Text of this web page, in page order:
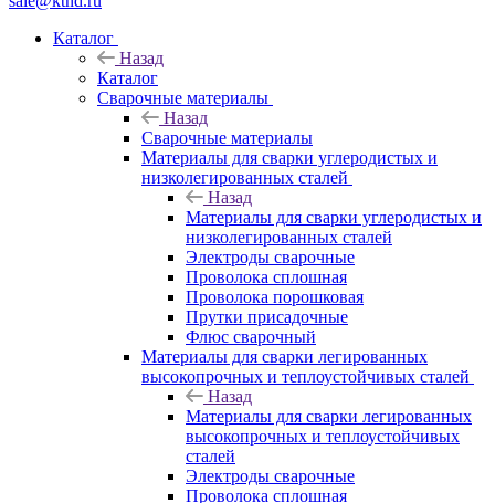
Каталог
Назад
Каталог
Сварочные материалы
Назад
Сварочные материалы
Материалы для сварки углеродистых и
низколегированных сталей
Назад
Материалы для сварки углеродистых и
низколегированных сталей
Электроды сварочные
Проволока сплошная
Проволока порошковая
Прутки присадочные
Флюс сварочный
Материалы для сварки легированных
высокопрочных и теплоустойчивых сталей
Назад
Материалы для сварки легированных
высокопрочных и теплоустойчивых
сталей
Электроды сварочные
Проволока сплошная